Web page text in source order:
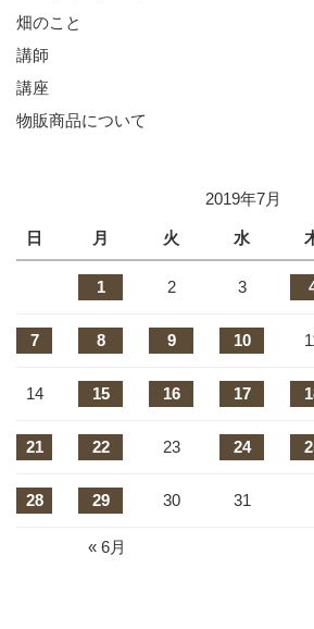
畑のこと
講師
講座
物販商品について
2019年7月
日 月 火 水
1 2 3
7 8 9 10
14 15 16 17
21 22 23 24
28 29 30 31
« 6月